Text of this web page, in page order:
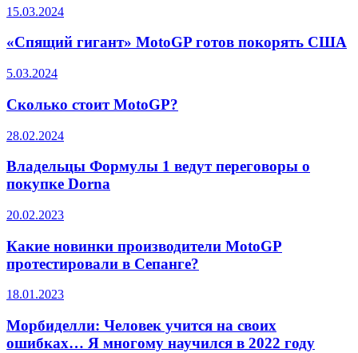
15.03.2024
«Спящий гигант» MotoGP готов покорять США
5.03.2024
Сколько стоит MotoGP?
28.02.2024
Владельцы Формулы 1 ведут переговоры о
покупке Dorna
20.02.2023
Какие новинки производители MotoGP
протестировали в Сепанге?
18.01.2023
Морбиделли: Человек учится на своих
ошибках… Я многому научился в 2022 году